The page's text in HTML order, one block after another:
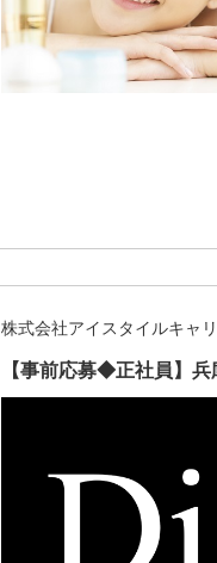
株式会社アイスタイルキャ
【事前応募◆正社員】